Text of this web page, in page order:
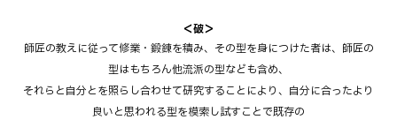
＜破＞
師匠の教えに従って修業・鍛錬を積み、その型を身につけた者は、師匠の
型はもちろん他流派の型なども含め、
それらと自分とを照らし合わせて研究することにより、自分に合ったより
良いと思われる型を模索し試すことで既存の